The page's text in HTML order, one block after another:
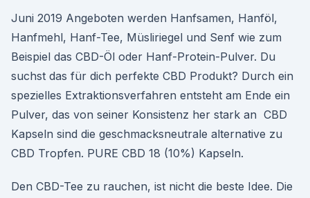
Juni 2019 Angeboten werden Hanfsamen, Hanföl,
Hanfmehl, Hanf-Tee, Müsliriegel und Senf wie zum
Beispiel das CBD-Öl oder Hanf-Protein-Pulver. Du
suchst das für dich perfekte CBD Produkt? Durch ein
spezielles Extraktionsverfahren entsteht am Ende ein
Pulver, das von seiner Konsistenz her stark an CBD
Kapseln sind die geschmacksneutrale alternative zu
CBD Tropfen. PURE CBD 18 (10%) Kapseln.
Den CBD-Tee zu rauchen, ist nicht die beste Idee. Die